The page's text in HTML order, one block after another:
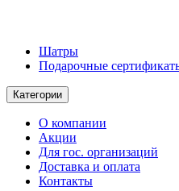
Шатры
Подарочные
Категории
О компании
Акции
Для гос. организаций
Доставка и оплата
Контакты